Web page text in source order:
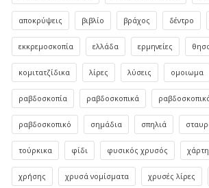
αποκρύψεις βιβλίο βράχος δέντρο
εκκρεμοσκοπία ελλάδα ερμηνείες
κομιτατζίδικα λίρες λύσεις ομοιωμα
ραβδοσκοπία ραβδοσκοπικά
ραβδοσκοπικό σημάδια σπηλιά
τούρκικα φίδι φυσικός χρυσός
χρήσης χρυσά νομίσματα χρυσές λίρες